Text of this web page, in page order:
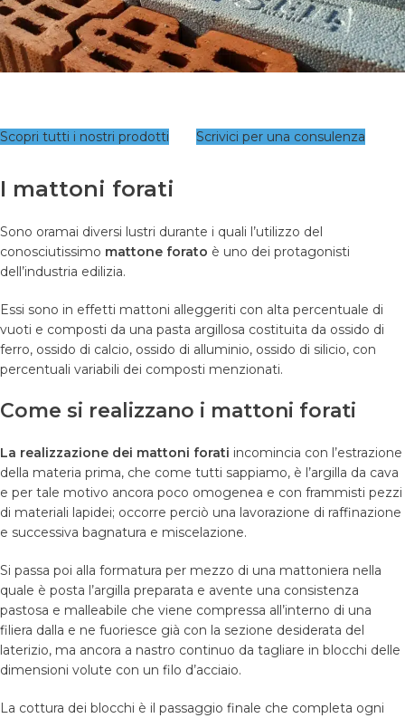
Scopri tutti i nostri prodotti Scrivici per una consulenza
I mattoni forati
Sono oramai diversi lustri durante i quali l’utilizzo del
conosciutissimo mattone forato è uno dei protagonisti
dell’industria edilizia.
Essi sono in effetti mattoni alleggeriti con alta percentuale di
vuoti e composti da una pasta argillosa costituita da ossido di
ferro, ossido di calcio, ossido di alluminio, ossido di silicio, con
percentuali variabili dei composti menzionati.
Come si realizzano i mattoni forati
La realizzazione dei mattoni forati incomincia con l’estrazione
della materia prima, che come tutti sappiamo, è l’argilla da cava
e per tale motivo ancora poco omogenea e con frammisti pezzi
di materiali lapidei; occorre perciò una lavorazione di raffinazione
e successiva bagnatura e miscelazione.
Si passa poi alla formatura per mezzo di una mattoniera nella
quale è posta l’argilla preparata e avente una consistenza
pastosa e malleabile che viene compressa all’interno di una
filiera dalla e ne fuoriesce già con la sezione desiderata del
laterizio, ma ancora a nastro continuo da tagliare in blocchi delle
dimensioni volute con un filo d’acciaio.
La cottura dei blocchi è il passaggio finale che completa ogni